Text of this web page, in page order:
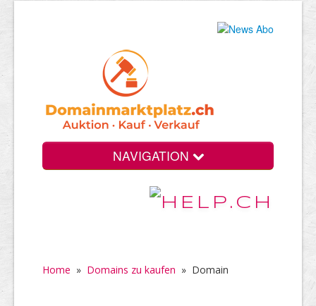
NAVIGATION
Home » Domains zu kaufen » Domain